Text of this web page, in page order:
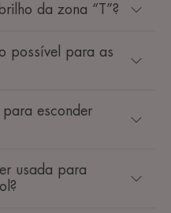
da zona “T”?
possível para as
esconder
usada para